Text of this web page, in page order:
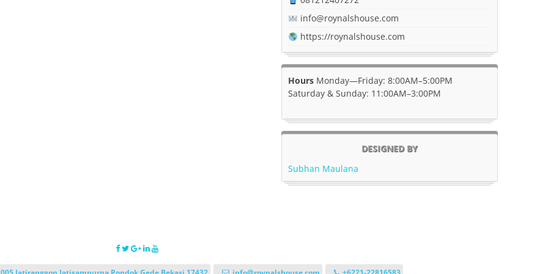
info@roynalshouse.com
https://roynalshouse.com
Hours Monday—Friday: 8:00AM–5:00PM
Saturday & Sunday: 11:00AM–3:00PM
DESIGNED BY
Subhan Maulana